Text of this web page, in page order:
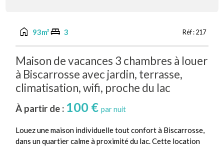
home 93m²king_bed 3 Réf :217
Maison de vacances 3 chambres à louer
à Biscarrosse avec jardin, terrasse,
climatisation, wifi, proche du lac
À partir de : 100 €par nuit
Louez une maison individuelle tout confort à Biscarrosse,
dans un quartier calme à proximité du lac. Cette location